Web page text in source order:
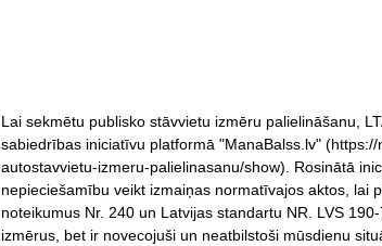
Lai sekmētu publisko stāvvietu izmēru palielināšanu,
sabiedrības iniciatīvu platformā "ManaBalss.lv"
autostavvietu-izmeru-palielinasanu/show). Rosinātā
nepieciešamību veikt izmaiņas normatīvajos aktos, lai
noteikumus Nr. 240 un Latvijas standartu NR. LVS
izmērus, bet ir novecojuši un neatbilstoši mūsdienu